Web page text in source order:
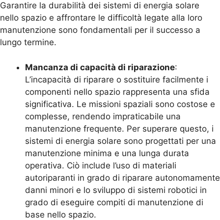
Garantire la durabilità dei sistemi di energia solare
nello spazio e affrontare le difficoltà legate alla loro
manutenzione sono fondamentali per il successo a
lungo termine.
Mancanza di capacità di riparazione:
L’incapacità di riparare o sostituire facilmente i
componenti nello spazio rappresenta una sfida
significativa. Le missioni spaziali sono costose e
complesse, rendendo impraticabile una
manutenzione frequente. Per superare questo, i
sistemi di energia solare sono progettati per una
manutenzione minima e una lunga durata
operativa. Ciò include l’uso di materiali
autoriparanti in grado di riparare autonomamente
danni minori e lo sviluppo di sistemi robotici in
grado di eseguire compiti di manutenzione di
base nello spazio.